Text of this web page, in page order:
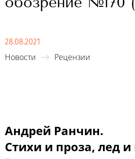
28.08.2021
Новости Рецензии
Андрей Ранчин.
Стихи и проза, лед